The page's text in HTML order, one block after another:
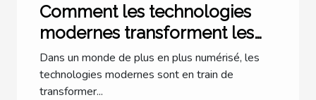
Comment les technologies
modernes transforment les
cabinets d'avocats à Lyon
Dans un monde de plus en plus numérisé, les
technologies modernes sont en train de
transformer...